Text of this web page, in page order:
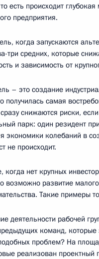
есть происходит
предприятия.
когда запускаются
три средних, которые
и зависимость от
– это создание
получилась самая
снижаются риски,
парк: один резидент
экономики колебаний в
не происходит.
когда нет крупных
возможно развитие
Такие примеры
деятельности рабочей
команд, которые
проблем? На
реализован